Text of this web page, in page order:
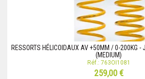
RESSORTS HÉLICOIDAUX AV +50MM / 0-200KG -
(MEDIUM)
Réf.: 763OI1081
259,00 €